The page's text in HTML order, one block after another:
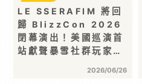
LE SSERAFIM 將回
歸 BlizzCon 2026
閉幕演出！美國巡演首
站獻聲暴雪社群玩家…
2026/06/26